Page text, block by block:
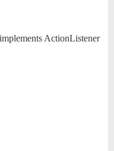
ActionListener